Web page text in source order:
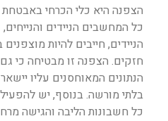
הצפנה היא כלי הכרחי באבטחת
כל המחשבים הניידים
הניידים, חייבים להיות
חזקים. הצפנה זו מבטיחה כי
הנתונים המאוחסנים עליו
כל חשבונות הליבה והגישה